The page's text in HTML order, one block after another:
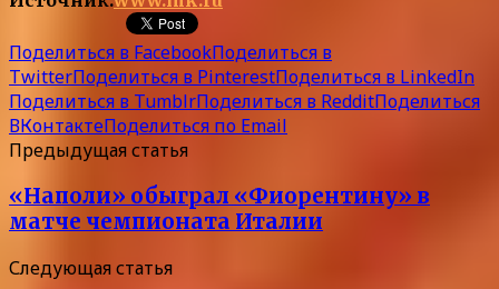
Поделиться в FacebookПоделиться в
TwitterПоделиться в PinterestПоделиться в LinkedIn
Поделиться в TumblrПоделиться в RedditПоделиться
ВКонтактеПоделиться по Email
Предыдущая статья
«Наполи» обыграл «Фиорентину» в
матче чемпионата Италии
Следующая статья